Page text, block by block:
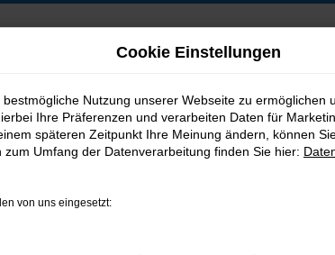
B2B-Shop
Cookie Einstellungen
Nutzung unserer Webseite zu ermöglichen
Ihre Präferenzen und verarbeiten Daten für
späteren Zeitpunkt Ihre Meinung ändern, können
Umfang der Datenverarbeitung finden Sie hier:
von uns eingesetzt: